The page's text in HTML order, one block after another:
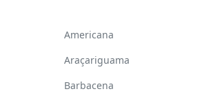
Americana
Araçariguama
Barbacena